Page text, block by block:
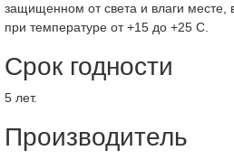
защищенном от света и влаги месте,
при температуре от +15 до +25 C.
Срок годности
5 лет.
Производитель